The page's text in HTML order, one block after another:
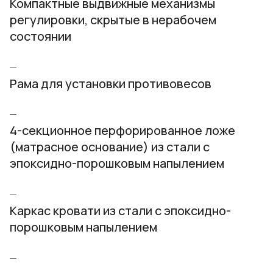
Компактные выдвижные механизмы
регулировки, скрытые в нерабочем
состоянии
Рама для установки противовесов
4-секционное перфорированное ложе
(матрасное основание) из стали с
эпоксидно-порошковым напылением
Каркас кровати из стали с эпоксидно-
порошковым напылением